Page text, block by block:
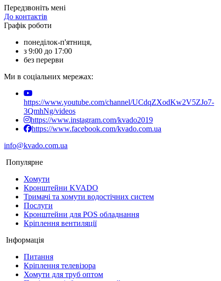
Передзвоніть мені
До контактів
Графік роботи
понеділок-п'ятниця,
з 9:00 до 17:00
без перерви
Ми в соціальних мережах:
https://www.youtube.com/channel/UCdqZXodKw2V5ZJo7-
3QmhNg/videos
https://www.instagram.com/kvado2019
https://www.facebook.com/kvado.com.ua
info@kvado.com.ua
Популярне
Хомути
Кронштейни KVADO
Тримачі та хомути водостічних систем
Послуги
Кронштейни для POS обладнання
Кріплення вентиляції
Інформація
Питання
Кріплення телевізора
Хомути для труб оптом